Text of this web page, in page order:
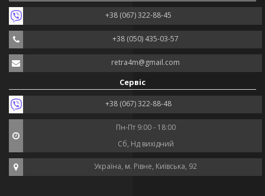
+38 (067) 322-88-45
+38 (050) 435-03-57
retra4m@gmail.com
Сервіс
+38 (067) 322-88-48
Пн-Пт 9:00 - 18:00
Сб, Нд вихідний
Україна, м. Рівне, Київська, 92